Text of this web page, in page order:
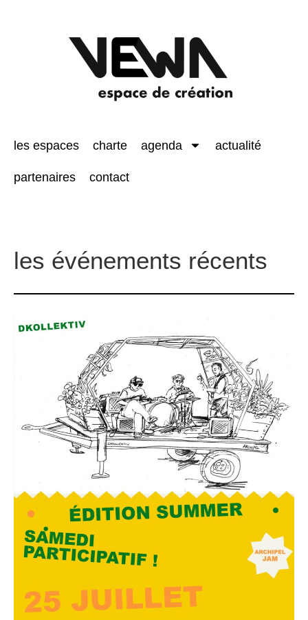
les espaces charte agenda actualité
partenaires contact
les événements récents